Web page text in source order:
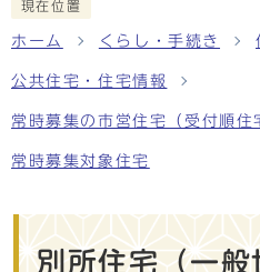
現在位置
ホーム くらし・手続き
公共住宅・住宅情報
常時募集の市営住宅（受付順住
常時募集対象住宅
別所住宅（一般